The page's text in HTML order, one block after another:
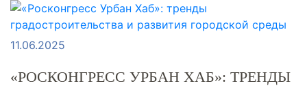
11.06.2025
«РОСКОНГРЕСС УРБАН ХАБ»: ТРЕНДЫ